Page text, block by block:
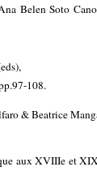
Belen Soto
108.
& Beatrice
aux XVIIIe et